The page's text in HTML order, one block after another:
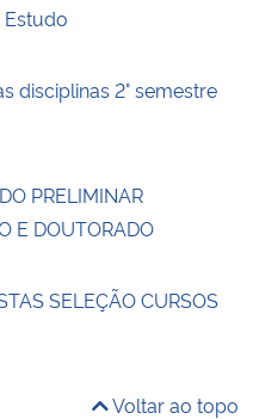
disciplinas 2° semestre
PRELIMINAR
E DOUTORADO
SELEÇÃO CURSOS
Voltar ao topo